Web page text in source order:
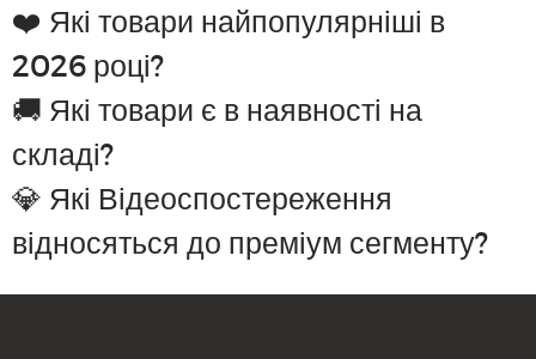
❤️ Які товари найпопулярніші в
2026 році?
🚚 Які товари є в наявності на
складі?
💎 Які Відеоспостереження
відносяться до преміум сегменту?